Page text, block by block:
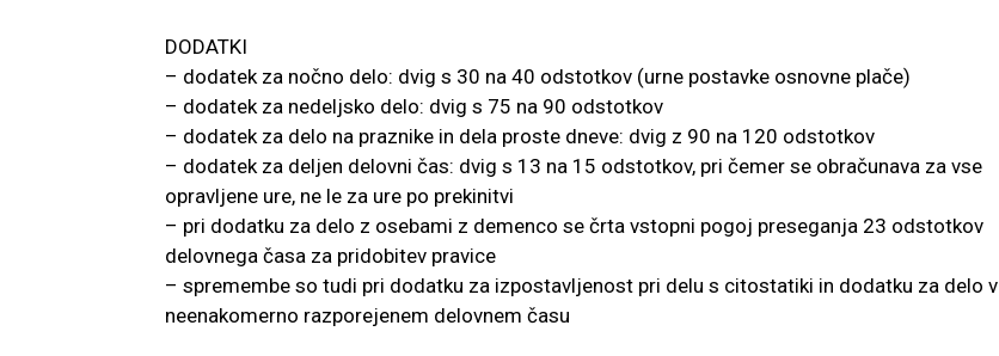
DODATKI
– dodatek za nočno delo: dvig s 30 na 40 odstotkov (urne postavke osnovne plače)
– dodatek za nedeljsko delo: dvig s 75 na 90 odstotkov
– dodatek za delo na praznike in dela proste dneve: dvig z 90 na 120 odstotkov
– dodatek za deljen delovni čas: dvig s 13 na 15 odstotkov, pri čemer se obračunava za vse
opravljene ure, ne le za ure po prekinitvi
– pri dodatku za delo z osebami z demenco se črta vstopni pogoj preseganja 23 odstotkov
delovnega časa za pridobitev pravice
– spremembe so tudi pri dodatku za izpostavljenost pri delu s citostatiki in dodatku za delo v
neenakomerno razporejenem delovnem času